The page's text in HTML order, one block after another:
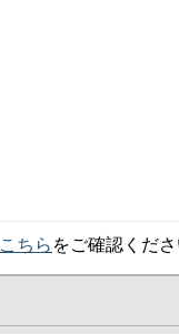
こちら をご確認くださ